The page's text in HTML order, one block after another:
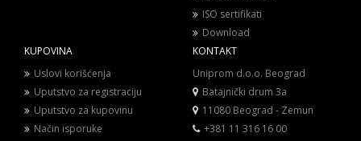
ISO sertifikati
Download
KUPOVINA
Uslovi korišćenja
Uputstvo za registraciju
Uputstvo za kupovinu
Način isporuke
KONTAKT
Uniprom d.o.o. Beograd
Batajnički drum 3a
11080 Beograd - Zemun
+381 11 316 16 00